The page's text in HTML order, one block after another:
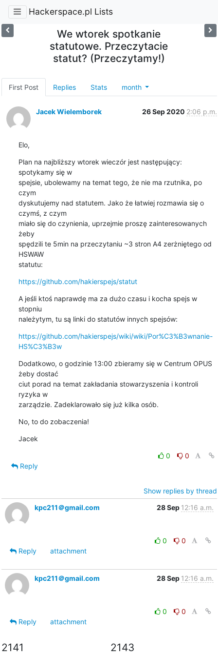
Hackerspace.pl Lists
We wtorek spotkanie
statutowe. Przeczytacie
statut? (Przeczytamy!)
First Post Replies Stats month
Jacek Wielemborek 26 Sep 2020 2:06 p.m.
Elo,
Plan na najbliższy wtorek wieczór jest następujący:
spotykamy się w
spejsie, ubolewamy na temat tego, że nie ma rzutnika, po
czym
dyskutujemy nad statutem. Jako że łatwiej rozmawia się o
czymś, z czym
miało się do czynienia, uprzejmie proszę zainteresowanych
żeby
spędzili te 5min na przeczytaniu ~3 stron A4 zerżniętego od
HSWAW
statutu:
https://github.com/hakierspejs/statut
A jeśli ktoś naprawdę ma za dużo czasu i kocha spejs w
stopniu
należytym, tu są linki do statutów innych spejsów:
https://github.com/hakierspejs/wiki/wiki/Por%C3%B3wnanie-
HS%C3%B3w
Dodatkowo, o godzinie 13:00 zbieramy się w Centrum OPUS
żeby dostać
ciut porad na temat zakładania stowarzyszenia i kontroli
ryzyka w
zarządzie. Zadeklarowało się już kilka osób.
No, to do zobaczenia!
Jacek
0
0
Reply
Show replies by thread
kpc211＠gmail.com
28 Sep 12:16 a.m.
0
0
Reply
attachment
kpc211＠gmail.com 28 Sep 12:16 a.m.
0
0
Reply
attachment
2141 2143